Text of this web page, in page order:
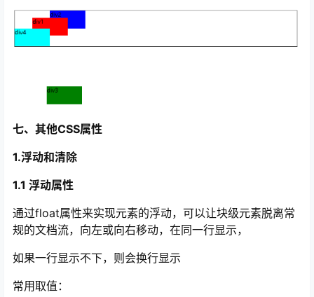
七、其他CSS属性
1.浮动和清除
1.1 浮动属性
通过float属性来实现元素的浮动，可以让块级元素脱离常
规的文档流，向左或向右移动，在同一行显示，
如果一行显示不下，则会换行显示
常用取值：